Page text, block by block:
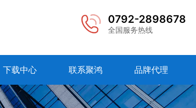
0792-2898678
全国服务热线
下载中心 联系聚鸿 品牌代理